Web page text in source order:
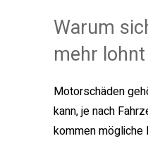
Warum
mehr lohnt
Motorschäden
kann, je nach
kommen mögliche